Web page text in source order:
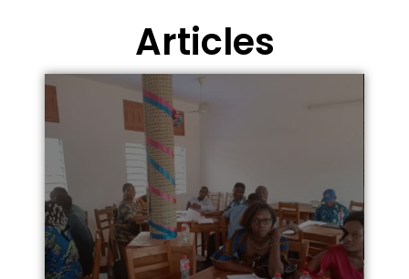
Articles
Temps libres, temps
précieux
Comment Négo-com
encourage les loisirs sains ?